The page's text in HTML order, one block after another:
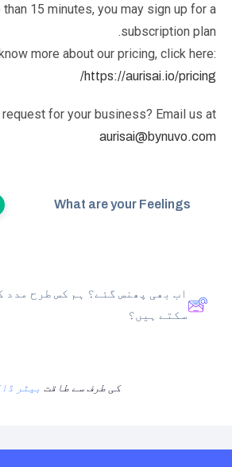
15 minutes, you may sign up for a
subscription plan.
more about our pricing, click here:
https://aurisai.io/pricing/
for your business? Email us at
aurisai@bynuvo.com
What are your Feelings
اب بھی پھنس گئے؟ ہم کس طرح مدد
سکتے ہیں؟
کی طرف سے طاقت بیٹر